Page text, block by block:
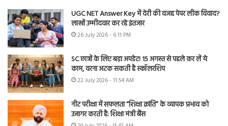
UGC NET Answer Key में देरी की वजह पेपर लीक विवाद?
लाखों उम्मीदवार कर रहे इंतजार
26 July 2026 - 6:11 PM
SC छात्रों के लिए बड़ा अपडेट! 15 अगस्त से पहले कर लें ये
काम, वरना अटक सकती है स्कॉलरशिप
22 July 2026 - 11:54 AM
नीट परीक्षा में सफलता “शिक्षा क्रांति” के व्यापक प्रभाव को
उजागर करती है: शिक्षा मंत्री बैंस